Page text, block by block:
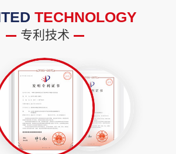
TECHNOLOGY
专利技术